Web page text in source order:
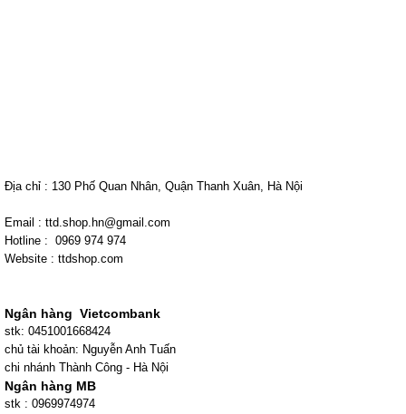
Địa chỉ : 130 Phố Quan Nhân, Quận Thanh Xuân, Hà Nội
Email : ttd.shop.hn@gmail.com
Hotline : 0969 974 974
Website : ttdshop.com
Ngân hàng Vietcombank
stk: 0451001668424
chủ tài khoản: Nguyễn Anh Tuấn
chi nhánh Thành Công - Hà Nội
Ngân hàng MB
stk : 0969974974